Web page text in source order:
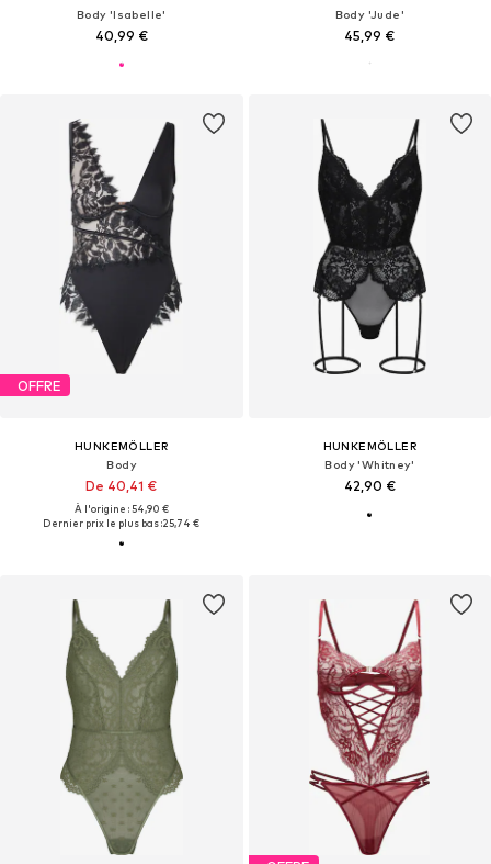
Body 'Isabelle'
40,99 €
Body 'Jude'
45,99 €
OFFRE
HUNKEMÖLLER
Body
De 40,41 €
À l'origine : 54,90 €
Dernier prix le plus bas :25,74 €
HUNKEMÖLLER
Body 'Whitney'
42,90 €